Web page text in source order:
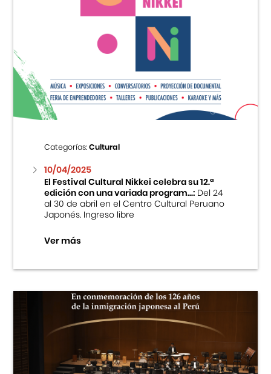
Categorías:Cultural
10/04/2025
El Festival Cultural Nikkei celebra su 12.ª
edición con una variada program...:Del 24
al 30 de abril en el Centro Cultural Peruano
Japonés. Ingreso libre
Ver más